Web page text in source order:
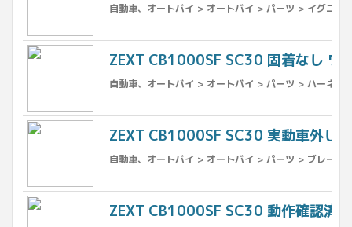
自動車、オートバイ > オートバイ > パーツ > イグニッ
ZEXT CB1000SF SC30 固着なし ワ
自動車、オートバイ > オートバイ > パーツ > ハーネス
ZEXT CB1000SF SC30 実動車外し
自動車、オートバイ > オートバイ > パーツ > ブレーキ
ZEXT CB1000SF SC30 動作確認済